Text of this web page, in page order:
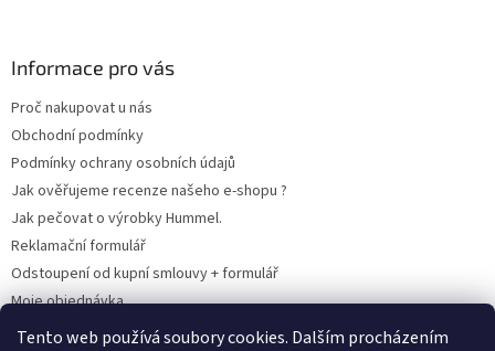
Tento web používá soubory cookies. Dalším procházením
Informace pro vás
Proč nakupovat u nás
Obchodní podmínky
Podmínky ochrany osobních údajů
Jak ověřujeme recenze našeho e-shopu ?
Jak pečovat o výrobky Hummel.
Reklamační formulář
Odstoupení od kupní smlouvy + formulář
Moje objednávka
Odstoupení od smlouvy